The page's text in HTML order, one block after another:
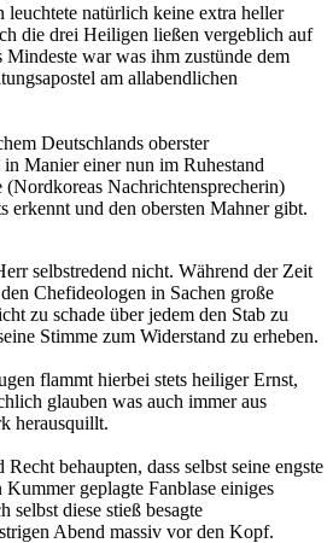
leuchtete natürlich keine extra heller
die drei Heiligen ließen vergeblich auf
war was ihm zustünde dem
am allabendlichen
Deutschlands oberster
Manier einer nun im Ruhestand
Nachrichtensprecherin)
erkennt und den obersten Mahner gibt.
selbstredend nicht. Während der Zeit
Chefideologen in Sachen große
zu schade über jedem den Stab zu
Stimme zum Widerstand zu erheben.
flammt hierbei stets heiliger Ernst,
glauben was auch immer aus
herausquillt.
behaupten, dass selbst seine engste
geplagte Fanblase einiges
diese stieß besagte
Abend massiv vor den Kopf.